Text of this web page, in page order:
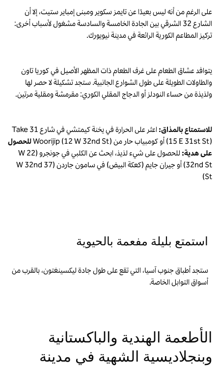
على الرغم من أنه ليس بعيدًا عن تايمز سكوير ومبنى إمباير ستيت، إلا أن
الشارع 32 الشرقي بين الجادة الخامسة والسادسة مشغول لأسباب أخرى:
تركيز المطاعم الكورية الرائعة في مدينة نيويورك.
يتوافد عشاق الطعام على غرف الطعام ذات المظهر الأصيل في كوريا تاون
والطاولات الطويلة على طول الشوارع الجانبية. ستجد تشكيلة لا حصر لها
ولذيذة من حساء النودلز أو الدجاج المقلي الكوري: مقرمشة ومقلية مرتين.
للاستمتاع بالمذاق:
اعثر على الحرارة في يخنة كيمتشي في شارع Take 31
(15 E 31st St) أو كومبياب حار من Woorijip (12 W 32nd St)
للحصول
على هدية:
للحصول على شيء لذيذ، ابحث عن الكلبي في جونجرو (22 W
32nd St) أو جيران جايم (كعكة البيض) في سامون جاردن (37 W 32nd
St)
استمتع بليلة مفعمة بالحيوية
ستجد أطباق جنوب آسيا، التي تقع على طول جادة ليكسينغتون، بالقرب من
أسواق التوابل الخاصة.
الأطعمة الهندية والباكستانية
وبنجلاديسية الشهية في مدينة